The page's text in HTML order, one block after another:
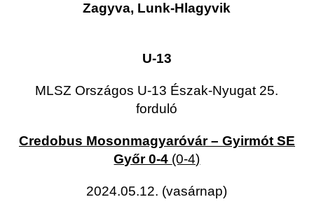
Zagyva, Lunk-Hlagyvik
U-13
MLSZ Országos U-13 Észak-Nyugat 25.
forduló
Credobus Mosonmagyaróvár – Gyirmót SE
Győr 0-4 (0-4)
2024.05.12. (vasárnap)